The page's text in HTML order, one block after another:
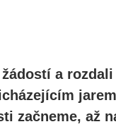
a
začneme, až